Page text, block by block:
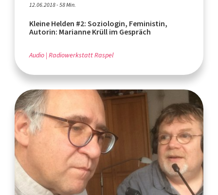
12.06.2018 - 58 Min.
Kleine Helden #2: Soziologin, Feministin,
Autorin: Marianne Krüll im Gespräch
Audio Radiowerkstatt Raspel